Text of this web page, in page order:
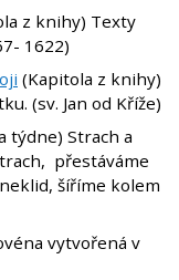
z knihy) Texty
1622)
(Kapitola z knihy)
(sv. Jan od Kříže)
týdne) Strach a
přestáváme
šíříme kolem
vytvořená v